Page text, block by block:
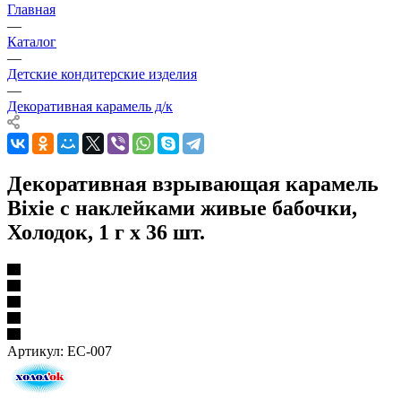
Главная
—
Каталог
—
Детские кондитерские изделия
—
Декоративная карамель д/к
Декоративная взрывающая карамель
Bixie с наклейками живые бабочки,
Холодок, 1 г х 36 шт.
Артикул: EC-007